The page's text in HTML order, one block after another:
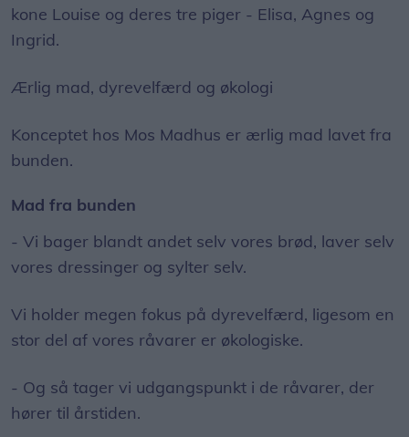
kone Louise og deres tre piger - Elisa, Agnes og
Ingrid.
Ærlig mad, dyrevelfærd og økologi
Konceptet hos Mos Madhus er ærlig mad lavet fra
bunden.
Mad fra bunden
- Vi bager blandt andet selv vores brød, laver selv
vores dressinger og sylter selv.
Vi holder megen fokus på dyrevelfærd, ligesom en
stor del af vores råvarer er økologiske.
- Og så tager vi udgangspunkt i de råvarer, der
hører til årstiden.